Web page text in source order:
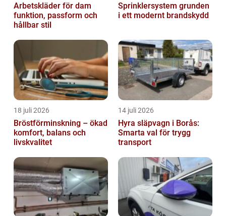
Arbetskläder för dam
funktion, passform och
hållbar stil
Sprinklersystem grunden
i ett modernt brandskydd
18 juli 2026
Bröstförminskning – ökad
komfort, balans och
livskvalitet
14 juli 2026
Hyra släpvagn i Borås:
Smarta val för trygg
transport